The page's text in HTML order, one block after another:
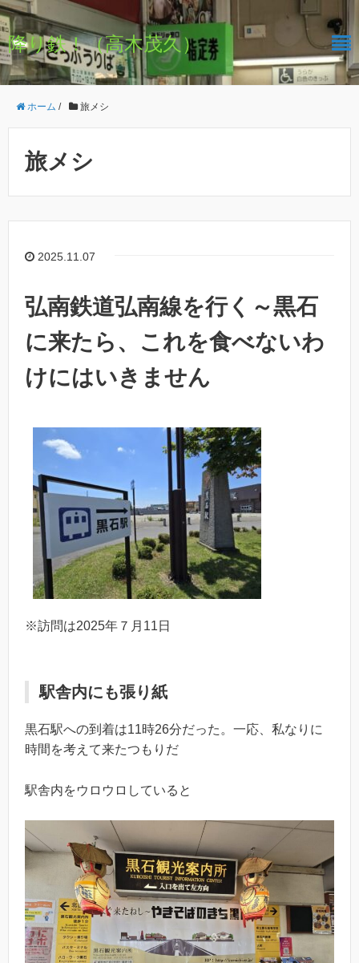
降り鉄！（高木茂久）
ホーム / 旅メシ
旅メシ
2025.11.07
弘南鉄道弘南線を行く～黒石
に来たら、これを食べないわ
けにはいきません
※訪問は2025年７月11日
駅舎内にも張り紙
黒石駅への到着は11時26分だった。一応、私なりに
時間を考えて来たつもりだ
駅舎内をウロウロしていると